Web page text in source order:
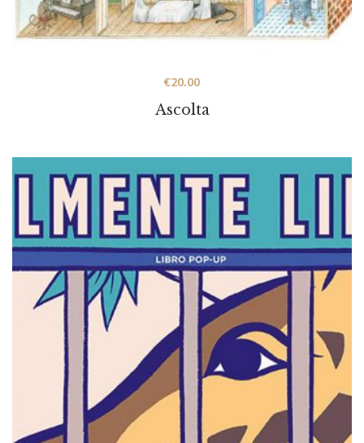
Ascolta
€20.00